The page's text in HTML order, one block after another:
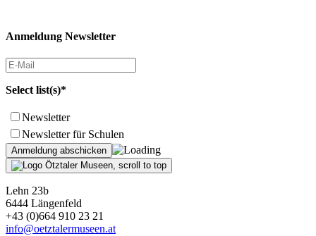
Anmeldung Newsletter
Select list(s)*
Newsletter
Newsletter für Schulen
Lehn 23b
6444 Längenfeld
+43 (0)664 910 23 21
info@oetztalermuseen.at